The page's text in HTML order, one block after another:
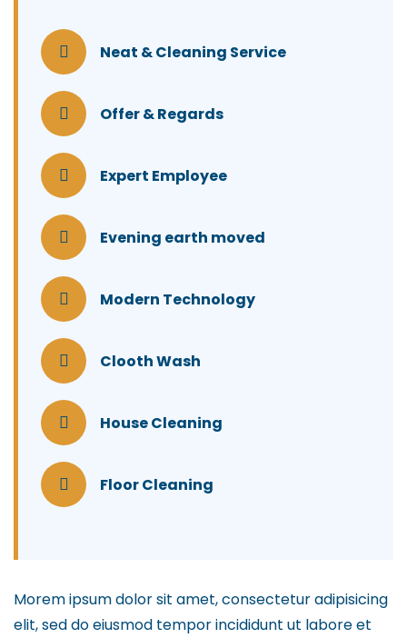
Neat & Cleaning Service
Offer & Regards
Expert Employee
Evening earth moved
Modern Technology
Clooth Wash
House Cleaning
Floor Cleaning
Morem ipsum dolor sit amet, consectetur adipisicing
elit, sed do eiusmod tempor incididunt ut labore et